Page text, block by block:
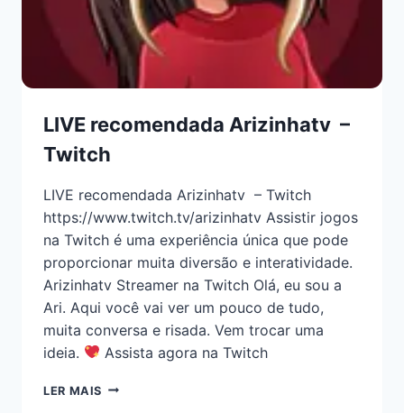
LIVE recomendada Arizinhatv –
Twitch
LIVE recomendada Arizinhatv – Twitch
https://www.twitch.tv/arizinhatv Assistir jogos
na Twitch é uma experiência única que pode
proporcionar muita diversão e interatividade.
Arizinhatv Streamer na Twitch Olá, eu sou a
Ari. Aqui você vai ver um pouco de tudo,
muita conversa e risada. Vem trocar uma
ideia.
Assista agora na Twitch
LER MAIS